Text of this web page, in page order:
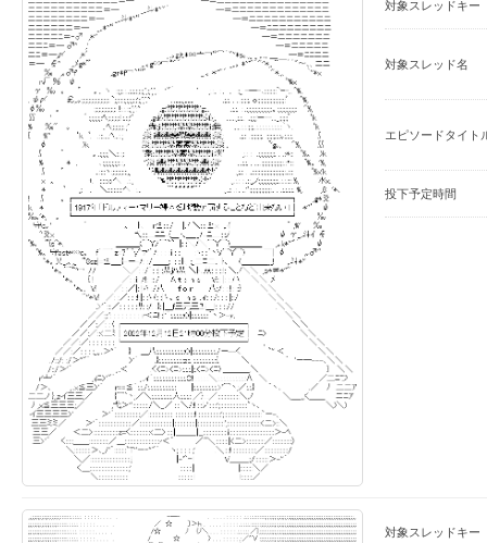
対象スレッドキー
対象スレッド名
エピソードタイト
投下予定時間
対象スレッドキー